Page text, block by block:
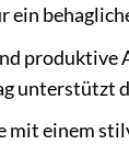
unterstützt
mit einem